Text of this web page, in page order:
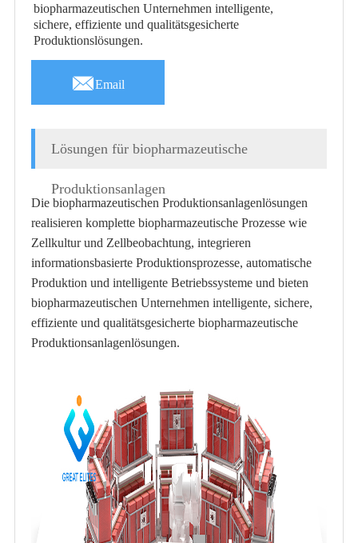
biopharmazeutischen Unternehmen intelligente,
sichere, effiziente und qualitätsgesicherte
Produktionslösungen.
Email
Lösungen für biopharmazeutische
Produktionsanlagen
Die biopharmazeutischen Produktionsanlagenlösungen
realisieren komplette biopharmazeutische Prozesse wie
Zellkultur und Zellbeobachtung, integrieren
informationsbasierte Produktionsprozesse, automatische
Produktion und intelligente Betriebssysteme und bieten
biopharmazeutischen Unternehmen intelligente, sichere,
effiziente und qualitätsgesicherte biopharmazeutische
Produktionsanlagenlösungen.